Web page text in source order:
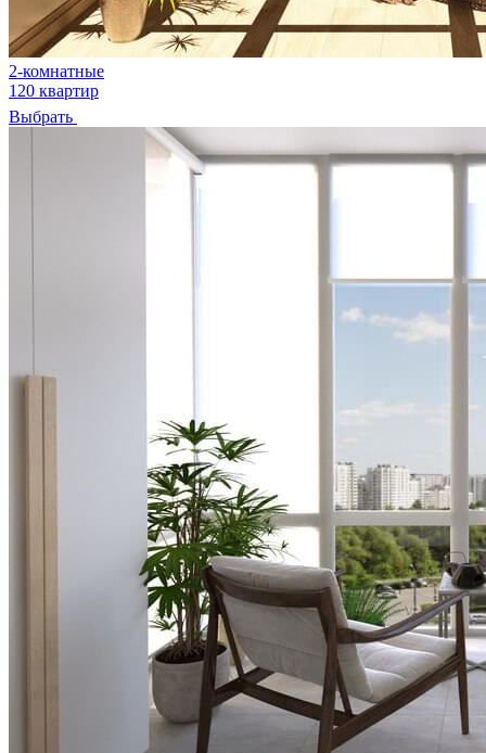
2-комнатные
120 квартир
Выбрать